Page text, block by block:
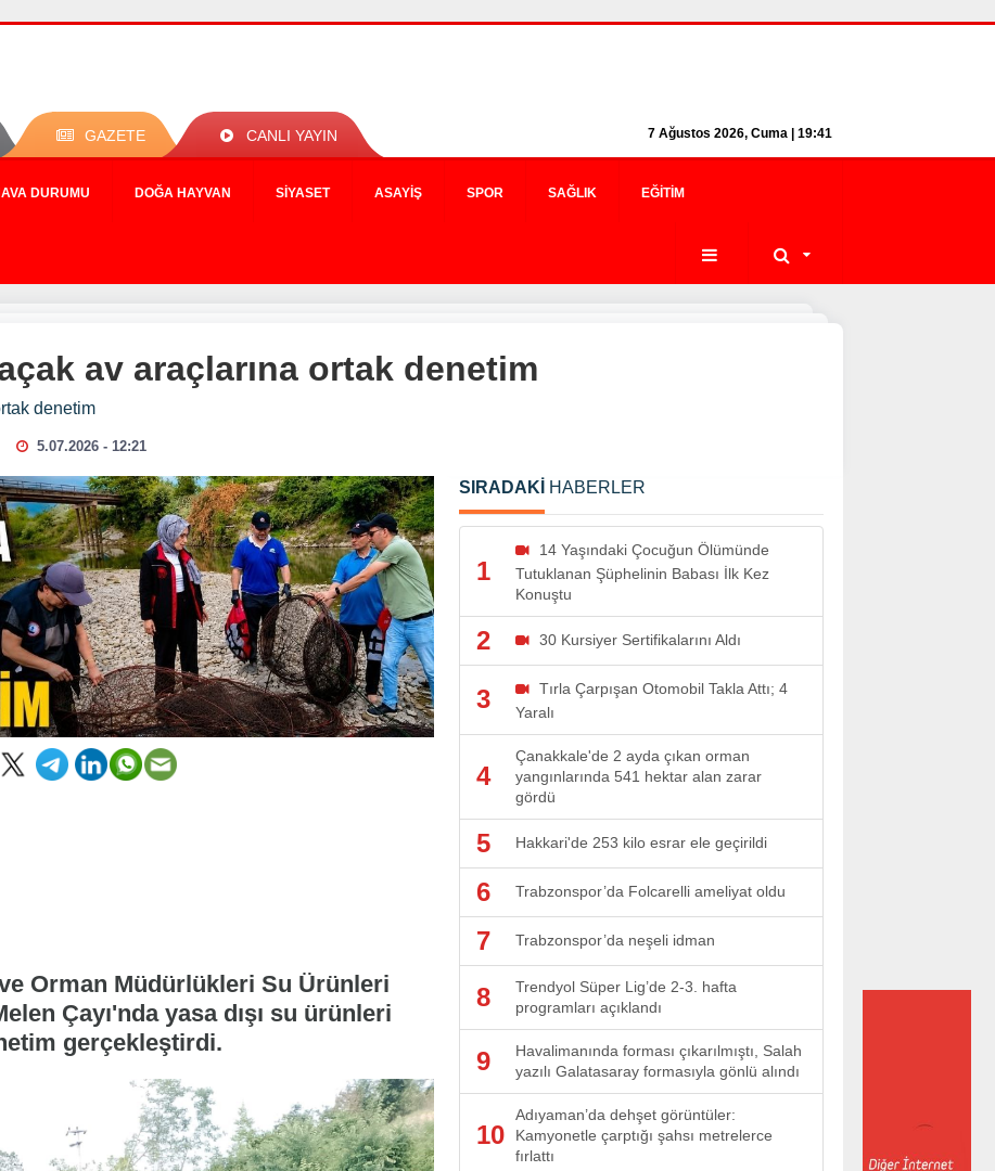
GAZETE CANLI YAYIN 7 Ağustos 2026, Cuma | 19:41
DURUMU DOĞA HAYVAN SIYASET ASAYIŞ SPOR SAĞLIK EĞITIM
av araçlarına ortak denetim
denetim
5.07.2026 - 12:21
Orman Müdürlükleri Su Ürünleri
Çayı'nda yasa dışı su ürünleri
gerçekleştirdi.
SIRADAKİ HABERLER
1
14 Yaşındaki Çocuğun Ölümünde
Tutuklanan Şüphelinin Babası İlk Kez
Konuştu
2 30 Kursiyer Sertifikalarını Aldı
3
Tırla Çarpışan Otomobil Takla Attı; 4
Yaralı
4
Çanakkale'de 2 ayda çıkan orman
yangınlarında 541 hektar alan zarar
gördü
5 Hakkari'de 253 kilo esrar ele geçirildi
6 Trabzonspor’da Folcarelli ameliyat oldu
7 Trabzonspor’da neşeli idman
8
Trendyol Süper Lig’de 2-3. hafta
programları açıklandı
9
Havalimanında forması çıkarılmıştı, Salah
yazılı Galatasaray formasıyla gönlü alındı
10
Adıyaman’da dehşet görüntüler:
Kamyonetle çarptığı şahsı metrelerce
fırlattı